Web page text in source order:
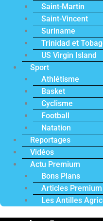
Saint-Martin
Saint-Vincent
Suriname
Trinidad et
US Virgin Island
Sport
Athlétisme
Basket
Cyclisme
Football
Natation
Reportages
Vidéos
Actu Premium
Bons Plans
Articles Premium
Les Antilles